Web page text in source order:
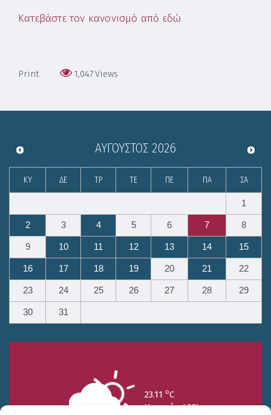
Κατεβάστε τον κανονισμό από εδώ
Print 1,047Views
ΑΎΓΟΥΣΤΟΣ 2026
ΚΥ ΔΕ ΤΡ ΤΕ ΠΕ ΠΑ ΣΑ
1
2 3 4 5 6 7 8
9 10 11 12 13 14 15
16 17 18 19 20 21 22
23 24 25 26 27 28 29
30 31
23.11 oC
Υγρασία 49%